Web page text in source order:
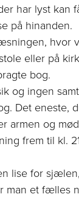
har lyst kan
på hinanden.
hvor
eller på
bog.
og ingen
Det eneste,
armen og
frem til kl.
lise for
man et fælles